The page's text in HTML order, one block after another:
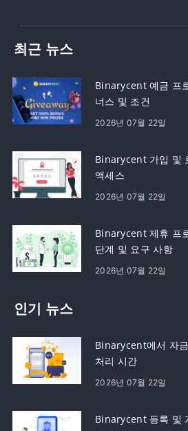
최근 뉴스
Binarycent 예금 프
너스 및 조건
2026년 07월 22일
Binarycent 가입 및
액세스
2026년 07월 22일
Binarycent 제휴 프
단계 및 요구 사항
2026년 07월 22일
인기 뉴스
Binarycent에서 자
처리 시간
2026년 07월 22일
Binarycent 등록 및